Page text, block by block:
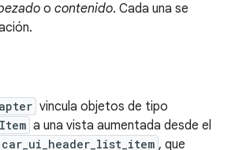
o contenido. Cada una se
vincula objetos de tipo
a una vista aumentada desde el
car_ui_header_list_item , que